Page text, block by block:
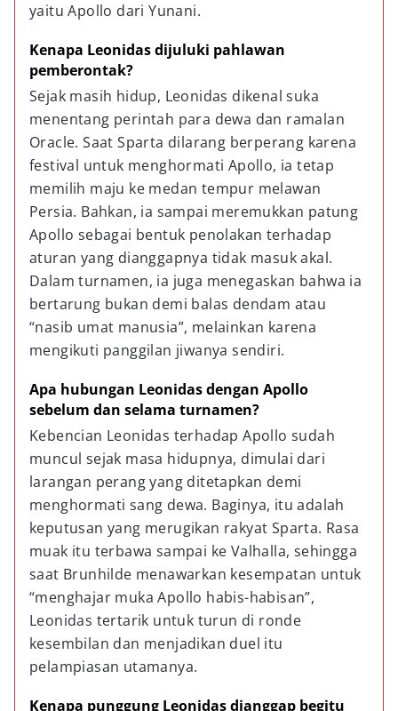
yaitu Apollo dari Yunani.
Kenapa Leonidas dijuluki pahlawan
pemberontak?
Sejak masih hidup, Leonidas dikenal suka
menentang perintah para dewa dan ramalan
Oracle. Saat Sparta dilarang berperang karena
festival untuk menghormati Apollo, ia tetap
memilih maju ke medan tempur melawan
Persia. Bahkan, ia sampai meremukkan patung
Apollo sebagai bentuk penolakan terhadap
aturan yang dianggapnya tidak masuk akal.
Dalam turnamen, ia juga menegaskan bahwa ia
bertarung bukan demi balas dendam atau
“nasib umat manusia”, melainkan karena
mengikuti panggilan jiwanya sendiri.
Apa hubungan Leonidas dengan Apollo
sebelum dan selama turnamen?
Kebencian Leonidas terhadap Apollo sudah
muncul sejak masa hidupnya, dimulai dari
larangan perang yang ditetapkan demi
menghormati sang dewa. Baginya, itu adalah
keputusan yang merugikan rakyat Sparta. Rasa
muak itu terbawa sampai ke Valhalla, sehingga
saat Brunhilde menawarkan kesempatan untuk
“menghajar muka Apollo habis-habisan”,
Leonidas tertarik untuk turun di ronde
kesembilan dan menjadikan duel itu
pelampiasan utamanya.
Kenapa punggung Leonidas dianggap begitu